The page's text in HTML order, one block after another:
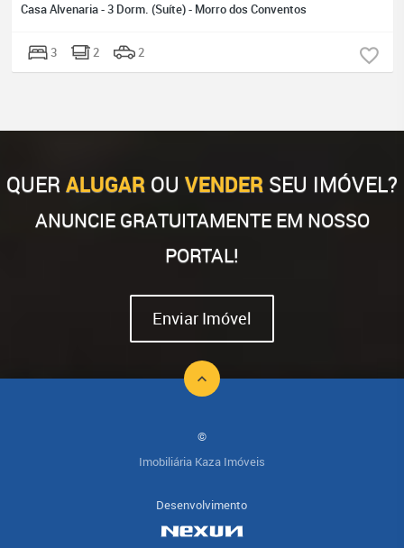
Casa Alvenaria - 3 Dorm. (Suíte) - Morro dos Conventos
3 2 2
QUER ALUGAR OU VENDER SEU IMÓVEL?
ANUNCIE GRATUITAMENTE EM NOSSO
PORTAL!
Enviar Imóvel
©
Imobiliária Kaza Imóveis
Desenvolvimento